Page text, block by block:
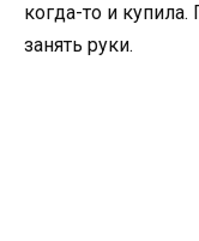
когда-то и
занять руки.